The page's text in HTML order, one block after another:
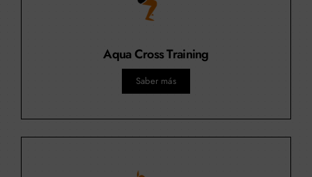
Aqua Cross Training
Saber más